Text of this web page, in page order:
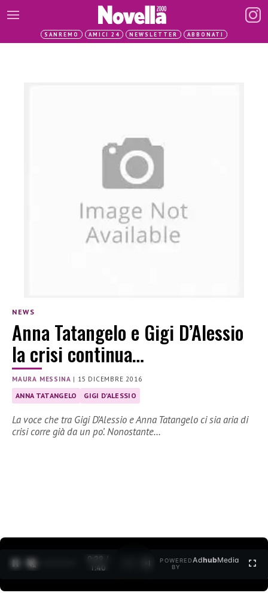
SANREMO AMICI 24 NEWSLETTER ABBONATI
NEWS
Anna Tatangelo e Gigi D’Alessio
la crisi continua…
MAURA MESSINA | 15 DICEMBRE 2016
ANNA TATANGELO GIGI D'ALESSIO
La voce che tra Gigi D’Alessio e Anna Tatangelo ci sia aria di
crisi corre già da un po’. Nonostante…
0:30 /
1:40
POWERED
BY
AdhubMedia